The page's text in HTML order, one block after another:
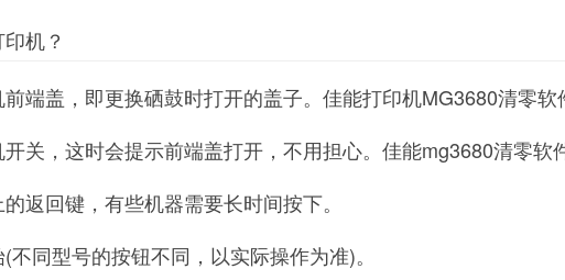
机？
端盖，即更换硒鼓时打开的盖子。佳能打印机MG3680清零软
关，这时会提示前端盖打开，不用担心。佳能mg3680清零软
返回键，有些机器需要长时间按下。
同型号的按钮不同，以实际操作为准)。